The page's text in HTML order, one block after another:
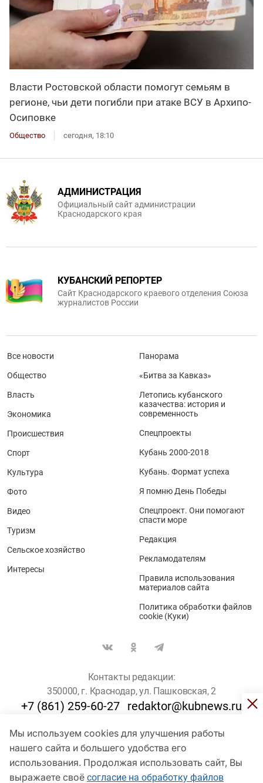
Власти Ростовской области помогут семьям в
регионе, чьи дети погибли при атаке ВСУ в Архипо-
Осиповке
Общество сегодня, 18:10
Мы используем cookies для улучшения работы
нашего сайта и большего удобства его
использования. Продолжая использовать сайт, Вы
выражаете своё согласие на обработку файлов
АДМИНИСТРАЦИЯ
Официальный сайт администрации
Краснодарского края
КУБАНСКИЙ РЕПОРТЕР
Сайт Краснодарского краевого отделения Союза
журналистов России
Все новости
Общество
Власть
Экономика
Происшествия
Спорт
Культура
Фото
Видео
Туризм
Сельское хозяйство
Интересы
Панорама
«Битва за Кавказ»
Летопись кубанского
казачества: история и
современность
Спецпроекты
Кубань 2000-2018
Кубань. Формат успеха
Я помню День Победы
Спецпроект. Они помогают
спасти море
Редакция
Рекламодателям
Правила использования
материалов сайта
Политика обработки файлов
cookie (Куки)
Контакты редакции:
350000, г. Краснодар, ул. Пашковская, 2
+7 (861) 259-60-27 redaktor@kubnews.ru
Для пользователей старше 16 лет
© Кубанские Новости, 2017
Сетевое издание «kubnews» зарегистрировано Федеральной